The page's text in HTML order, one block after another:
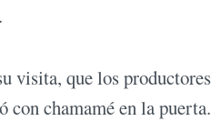
visita, que los
con chamamé en la